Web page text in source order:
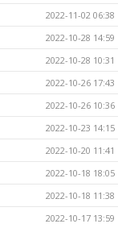
2022-11-02 06:38
2022-10-28 14:59
2022-10-28 10:31
2022-10-26 17:43
2022-10-26 10:36
2022-10-23 14:15
2022-10-20 11:41
2022-10-18 18:05
2022-10-18 11:38
2022-10-17 13:59